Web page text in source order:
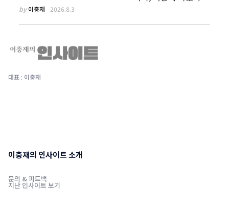
by이충재 2026.8.3
대표 : 이충재
이충재의 인사이트 소개
문의 & 피드백
지난 인사이트 보기